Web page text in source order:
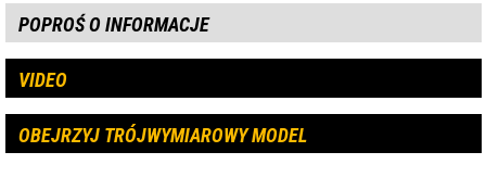
POPROŚ O INFORMACJE
VIDEO
OBEJRZYJ TRÓJWYMIAROWY MODEL